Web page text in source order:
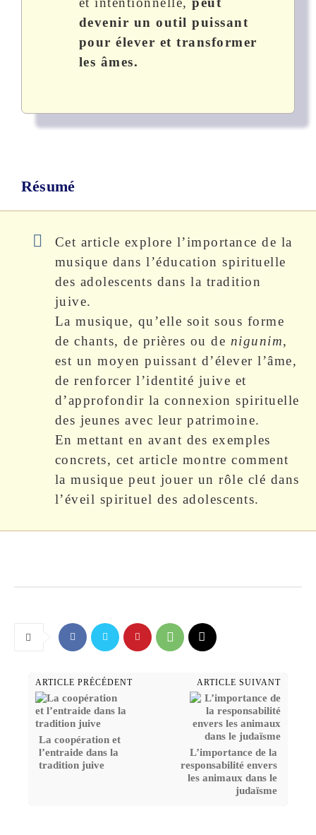
devenir un outil puissant
pour élever et transformer
les âmes.
Résumé
Cet article explore l’importance de la
musique dans l’éducation spirituelle
des adolescents dans la tradition
juive.
La musique, qu’elle soit sous forme
de chants, de prières ou de nigunim,
est un moyen puissant d’élever l’âme,
de renforcer l’identité juive et
d’approfondir la connexion spirituelle
des jeunes avec leur patrimoine.
En mettant en avant des exemples
concrets, cet article montre comment
la musique peut jouer un rôle clé dans
l’éveil spirituel des adolescents.
ARTICLE PRÉCÉDENT
La coopération et
l’entraide dans la
tradition juive
ARTICLE SUIVANT
L’importance de la
responsabilité envers
les animaux dans le
judaïsme